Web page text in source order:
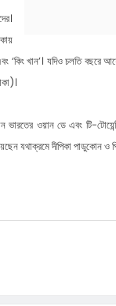
‘‌কিং খান’‌‌। যদিও চলতি
ওয়ান ডে এবং টি-‌
যথাক্রমে দীপিকা পাডুকোন ও